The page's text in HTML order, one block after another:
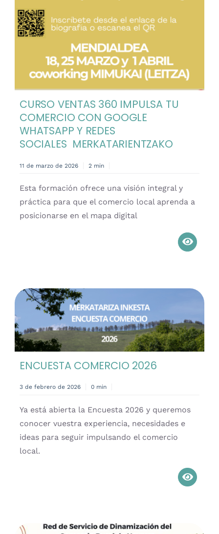
Castellano
CURSO VENTAS 360 IMPULSA TU
COMERCIO CON GOOGLE
WHATSAPP Y REDES
SOCIALES MERKATARIENTZAKO
11 de marzo de 2026 2 min
Esta formación ofrece una visión integral y
práctica para que el comercio local aprenda a
posicionarse en el mapa digital
ENCUESTA COMERCIO 2026
3 de febrero de 2026 0 min
Ya está abierta la Encuesta 2026 y queremos
conocer vuestra experiencia, necesidades e
ideas para seguir impulsando el comercio
local.